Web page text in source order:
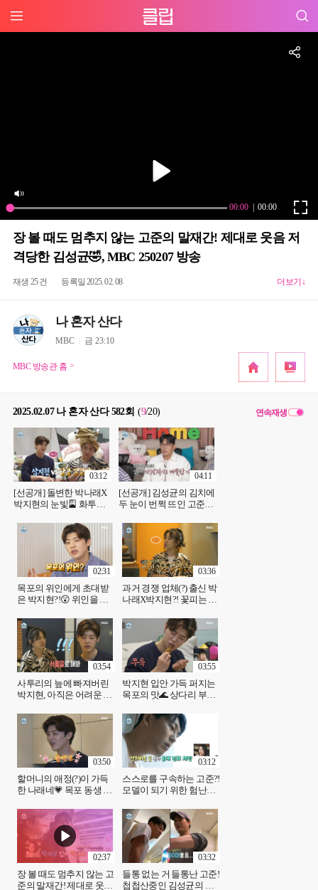
장 볼 때도 멈추지 않는 고준의 말재간! 제대로 웃음 저
격당한 김성균🤣, MBC 250207 방송
재생 25 건 등록일 2025. 02. 08 더보기↓
나 혼자 산다
MBC 금 23:10
MBC 방송관 홈
2025.02.07 나 혼자 산다 582회 (9/20) 연속재생
[선공개] 돌변한 박나래X
박지현의 눈빛🎴 화투패
한 긴장감, MBC 250207
03:12
[선공개] 김성균의 김치에
두 눈이 번쩍 뜨인 고준👀
귀한 친구, MBC 250207
방송
04:11
목포의 위인에게 초대받
은 박지현?!😲 위인을 위
냄새, MBC 250207 방송
02:31
과거 경쟁 업체(?) 출신 박
나래X박지현?! 꽃피는 두
250207 방송
03:36
사투리의 늪에 빠져버린
박지현, 아직은 어려운 서
250207 방송
03:54
박지현 입안 가득 퍼지는
목포의 맛🌊 상다리 부러
MBC 250207 방송
03:55
할머니의 애정(?)이 가득
한 나래네💗 목포 동생 박
눔, MBC 250207 방송
03:50
스스로를 구속하는 고준?!
모델이 되기 위한 험난한
250207 방송
03:12
장 볼 때도 멈추지 않는 고
준의 말재간! 제대로 웃음
02:37
들통 없는 거 들통난 고준!
첩첩산중인 김성균의 수
03:32